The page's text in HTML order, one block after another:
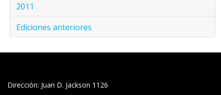
2011
Ediciones anteriores
Dirección: Juan D. Jackson 1126